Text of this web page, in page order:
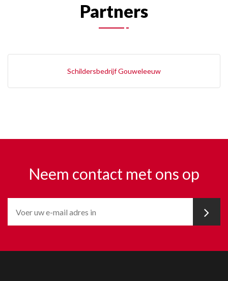
Partners
Schildersbedrijf Gouweleeuw
Neem contact met ons op